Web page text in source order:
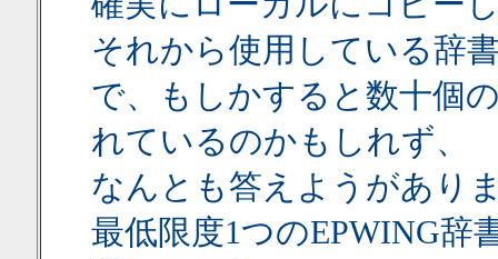
それから使用している辞
で、もしかすると数十個
れているのかもしれず、
なんとも答えようがあり
最低限度1つのEPWING辞